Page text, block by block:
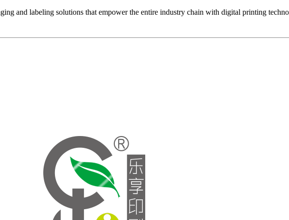
and labeling solutions that empower the entire industry chain with digital printing